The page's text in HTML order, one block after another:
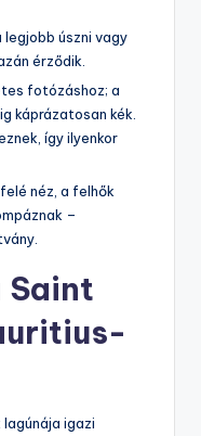
legjobb úszni vagy
érződik.
fotózáshoz; a
káprázatosan kék.
így ilyenkor
néz, a felhők
–
Saint
lagúnája igazi